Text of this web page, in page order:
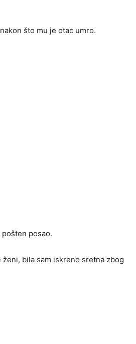
što mu je otac umro.
posao.
ženi, bila sam iskreno sretna zbog